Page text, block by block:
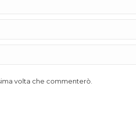
volta che commenterò.